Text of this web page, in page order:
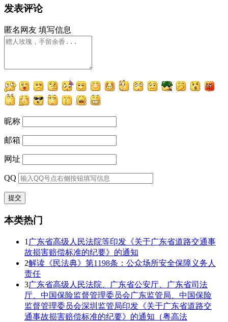
发表评论
匿名网友 填写信息
昵称
邮箱
网址
QQ
本类热门
1 广东省高级人民法院等印发《关于广东省道路交通事
故损害赔偿标准的纪要》的通知
2解读《民法典》第1198条：公众场所安全保障义务人
责任
3广东省高级人民法院、广东省公安厅、广东省司法
厅、中国保险监督管理委员会广东监管局、中国保险
监督管理委员会深圳监管局印发《关于广东省道路交
通事故损害赔偿标准的纪要》的通知（粤高法